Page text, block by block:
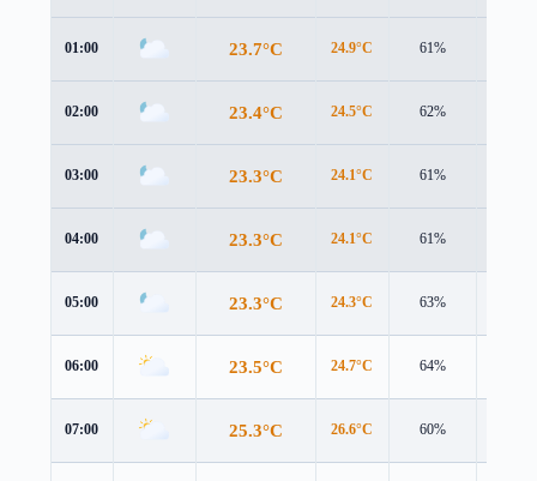
01:00 23.7°C 24.9°C 61%
02:00 23.4°C 24.5°C 62%
03:00 23.3°C 24.1°C 61%
04:00 23.3°C 24.1°C 61%
05:00 23.3°C 24.3°C 63%
06:00 23.5°C 24.7°C 64%
07:00 25.3°C 26.6°C 60%